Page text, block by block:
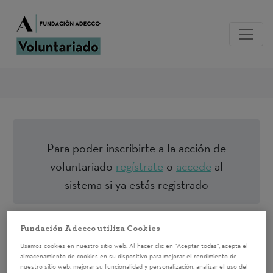
Para poder inscribirte a la acción de
voluntariado regístrate o accede al
sistema si ya estás registrado
CANTERA DE
TALENTOS
Fundación Adecco utiliza Cookies
Usamos cookies en nuestro sitio web. Al hacer clic en "Aceptar todas", acepta el
almacenamiento de cookies en su dispositivo para mejorar el rendimiento de
nuestro sitio web, mejorar su funcionalidad y personalización, analizar el uso del